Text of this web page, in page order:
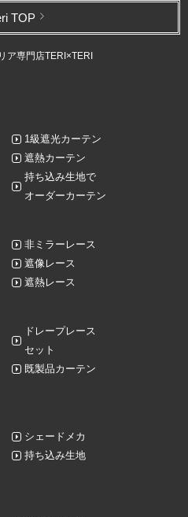
TOP
ア専門店TERI×TERI
1級遮光カーテン
遮熱カーテン
持ち込み生地で
オーダーカーテン
非ミラーレース
遮像レース
遮熱レース
ドレープレース
セット
既製品カーテン
シェードメカ
持ち込み生地